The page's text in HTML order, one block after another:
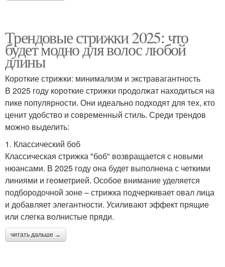
Трендовые стрижки 2025: что
будет модно для волос любой
длины
Короткие стрижки: минимализм и экстравагантность
В 2025 году короткие стрижки продолжат находиться на
пике популярности. Они идеально подходят для тех, кто
ценит удобство и современный стиль. Среди трендов
можно выделить:
1. Классический боб
Классическая стрижка "боб" возвращается с новыми
нюансами. В 2025 году она будет выполнена с четкими
линиями и геометрией. Особое внимание уделяется
подбородочной зоне – стрижка подчеркивает овал лица
и добавляет элегантности. Усиливают эффект прящие
или слегка волнистые пряди.
читать дальше →